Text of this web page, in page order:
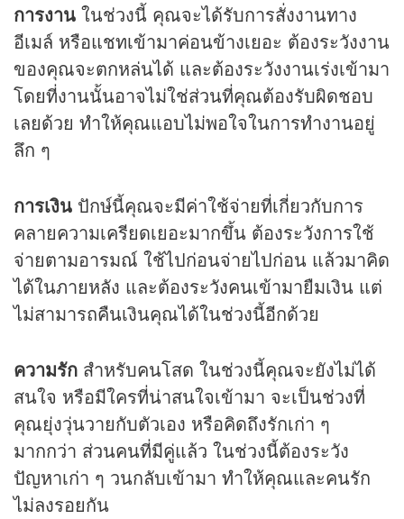
การงาน ในช่วงนี้ คุณจะได้รับการสั่งงานทาง
อีเมล์ หรือแชทเข้ามาค่อนข้างเยอะ ต้องระวังงาน
ของคุณจะตกหล่นได้ และต้องระวังงานเร่งเข้ามา
โดยที่งานนั้นอาจไม่ใช่ส่วนที่คุณต้องรับผิดชอบ
เลยด้วย ทำให้คุณแอบไม่พอใจในการทำงานอยู่
ลึก ๆ
การเงิน ปักษ์นี้คุณจะมีค่าใช้จ่ายที่เกี่ยวกับการ
คลายความเครียดเยอะมากขึ้น ต้องระวังการใช้
จ่ายตามอารมณ์ ใช้ไปก่อนจ่ายไปก่อน แล้วมาคิด
ได้ในภายหลัง และต้องระวังคนเข้ามายืมเงิน แต่
ไม่สามารถคืนเงินคุณได้ในช่วงนี้อีกด้วย
ความรัก สำหรับคนโสด ในช่วงนี้คุณจะยังไม่ได้
สนใจ หรือมีใครที่น่าสนใจเข้ามา จะเป็นช่วงที่
คุณยุ่งวุ่นวายกับตัวเอง หรือคิดถึงรักเก่า ๆ
มากกว่า ส่วนคนที่มีคู่แล้ว ในช่วงนี้ต้องระวัง
ปัญหาเก่า ๆ วนกลับเข้ามา ทำให้คุณและคนรัก
ไม่ลงรอยกัน